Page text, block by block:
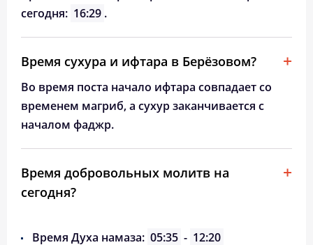
сегодня: 16:29 .
Время сухура и ифтара в Берёзовом?
Во время поста начало ифтара совпадает со
временем магриб, а сухур заканчивается с
началом фаджр.
Время добровольных молитв на
сегодня?
Время Духа намаза: 05:35 - 12:20